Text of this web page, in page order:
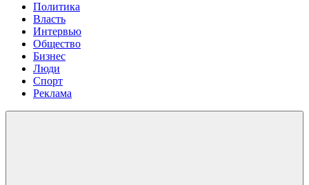
Политика
Власть
Интервью
Общество
Бизнес
Люди
Спорт
Реклама